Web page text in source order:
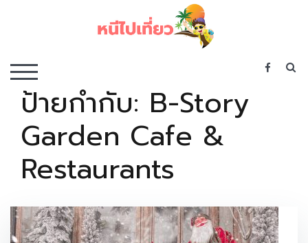
TOGGLE MOBILE MENU
ป้ายกำกับ: B-Story
Garden Cafe &
Restaurants